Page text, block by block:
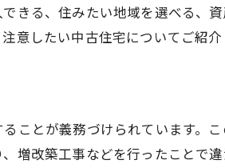
きる、住みたい地域を選べる、
意したい中古住宅についてご紹介
ことが義務づけられています。
増改築工事などを行ったことで